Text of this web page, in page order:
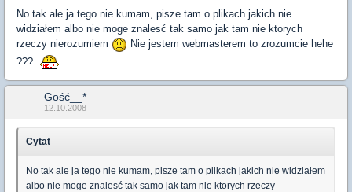
No tak ale ja tego nie kumam, pisze tam o plikach jakich nie
widziałem albo nie moge znalesć tak samo jak tam nie ktorych
rzeczy nierozumiem
Nie jestem webmasterem to zrozumcie hehe
???
Gość__*
12.10.2008
Cytat
No tak ale ja tego nie kumam, pisze tam o plikach jakich nie widziałem
albo nie moge znalesć tak samo jak tam nie ktorych rzeczy